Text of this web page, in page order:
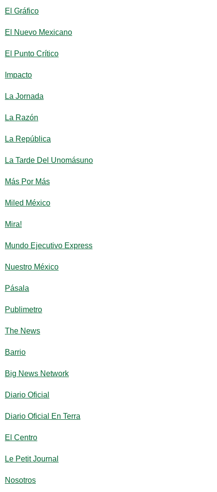
El Gráfico
El Nuevo Mexicano
El Punto Crítico
Impacto
La Jornada
La Razón
La República
La Tarde Del Unomásuno
Más Por Más
Miled México
Mira!
Mundo Ejecutivo Express
Nuestro México
Pásala
Publimetro
The News
Barrio
Big News Network
Diario Oficial
Diario Oficial En Terra
El Centro
Le Petit Journal
Nosotros